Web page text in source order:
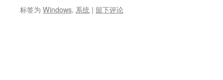
标签为 Windows, 系统 | 留下评论